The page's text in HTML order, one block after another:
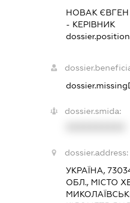
НОВАК
- КЕРІВНИК
dossier.smida:
dossier.address:
УКРАЇНА,
ОБЛ., МІСТО